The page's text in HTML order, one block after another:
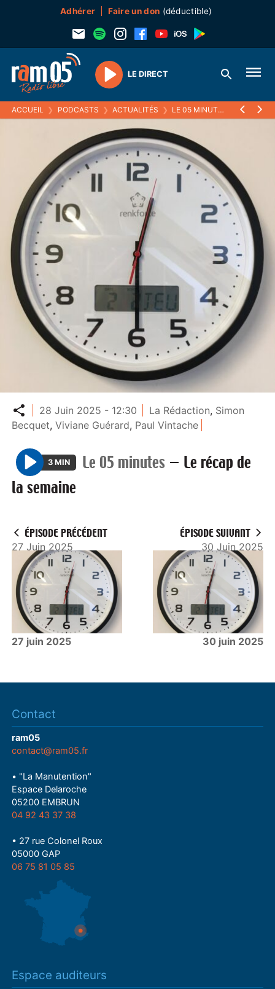
Adhérer Faire un don (déductible)
Play
LE DIRECT
ACCUEIL ❯ PODCASTS ❯ ACTUALITÉS ❯ LE 05 MINUTES LE
Partager
28 Juin 2025 - 12:30 La Rédaction, Simon
Becquet,Viviane Guérard, Paul Vintache
P
l
3 MIN Le 05 minutes — Le récap de
la semaine
ÉPISODE PRÉCÉDENT
27 Juin 2025
27 juin 2025
ÉPISODE SUIVANT
30 Juin 2025
30 juin 2025
Contact
ram05
contact@ram05.fr
• "La Manutention"
Espace Delaroche
05200 EMBRUN
04 92 43 37 38
• 27 rue Colonel Roux
05000 GAP
06 75 81 05 85
Espace auditeurs